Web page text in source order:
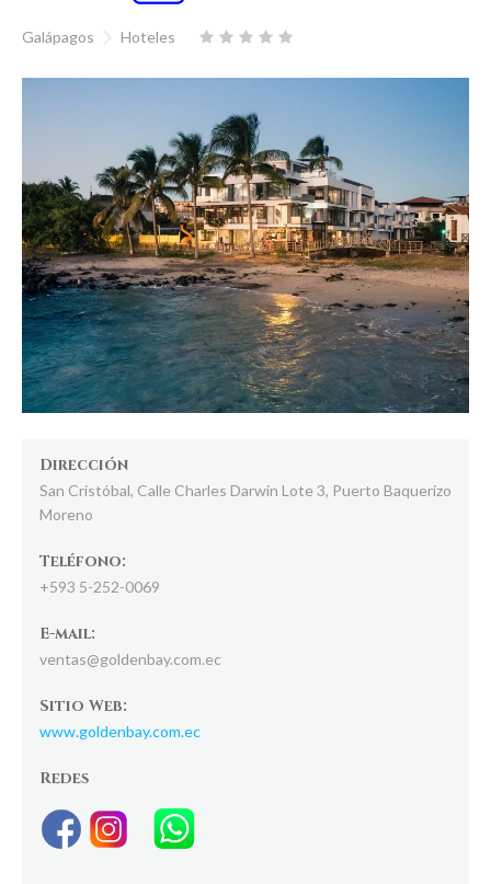
Galápagos Hoteles
Dirección
San Cristóbal, Calle Charles Darwin Lote 3, Puerto Baquerizo
Moreno
Teléfono:
+593 5-252-0069
E-mail:
ventas@goldenbay.com.ec
Sitio Web:
www.goldenbay.com.ec
Redes